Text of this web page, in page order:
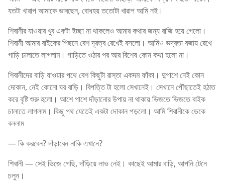
যতটা খারাপ আমাকে ভাবছেন, বোধহয় ততোটা খারাপ আমি নই।
শিবানীর যাওয়ার খুব একটা ইচ্ছা না থাকলেও আমার কথার জন্য রাজি হয়ে গেলো।
শিবানী আমার বাইকের পিছনে বেশ দূরত্ব রেখেই বসলো। আমিও ভদ্রতা বজায় রেখে
গাড়ি চালাতে লাগলাম। গাড়িতে ওঠার পর আর বিশেষ কোন কথা হলো না।
শিবানীদের বাড়ি যাওয়ার পথে বেশ কিছুটা রাস্তা একদম ফাঁকা। দুপাশে নেই কোন
দোকান, নেই কোনো ঘর বাড়ি। বিপত্তি টা হলো সেখানেই। সেখানে পৌঁছাতেই হঠাত
করে বৃষ্টি শুরু হলো। আশে পাশে দাঁড়ানোর উপায় না থাকায় ভিজতে ভিজতে বাইক
চালাতে লাগলাম। কিছু পথ যেতেই একটা দোকান পড়লো। আমি শিবানীকে ডেকে
বললাম
— কি করবেন? দাঁড়াবেন নাকি এখানে?
শিবানী — সেই ভিজে গেছি, দাঁড়িয়ে লাভ নেই। কাছেই আমার বাড়ি, আপনি টেনে
চলুন।